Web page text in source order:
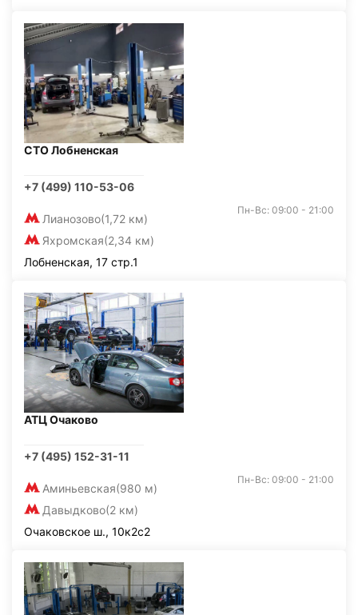
СТО Лобненская
+7 (499) 110-53-06
Лианозово(1,72 км)
Яхромская(2,34 км)
Пн-Вс: 09:00 - 21:00
Лобненская, 17 стр.1
АТЦ Очаково
+7 (495) 152-31-11
Аминьевская(980 м)
Давыдково(2 км)
Пн-Вс: 09:00 - 21:00
Очаковское ш., 10к2с2